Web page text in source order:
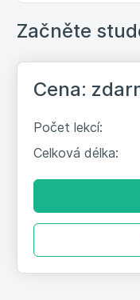
Začněte
Cena:
Počet lekcí:
Celková délka: